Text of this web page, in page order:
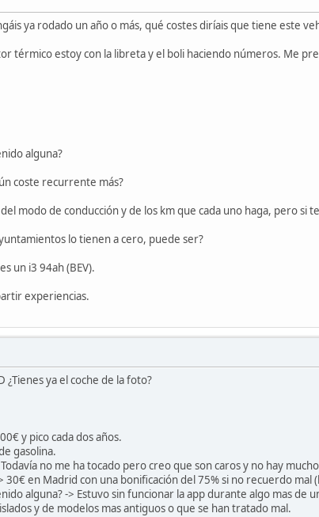
ya rodado un año o más, qué costes diríais que tiene este
térmico estoy con la libreta y el boli haciendo números. Me
alguna?
coste recurrente más?
modo de conducción y de los km que cada uno haga, pero si
lo tienen a cero, puede ser?
un i3 94ah (BEV).
experiencias.
¿Tienes ya el coche de la foto?
y pico cada dos años.
gasolina.
no me ha tocado pero creo que son caros y no hay
30€ en Madrid con una bonificación del 75% si no recuerdo
alguna? -> Estuvo sin funcionar la app durante algo mas de
y de modelos mas antiguos o que se han tratado mal.